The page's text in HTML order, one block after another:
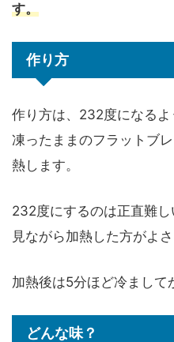
す。
作り方
作り方は、232度になるよ
凍ったままのフラットブ
熱します。
232度にするのは正直難
見ながら加熱した方がよさ
加熱後は5分ほど冷まして
どんな味？